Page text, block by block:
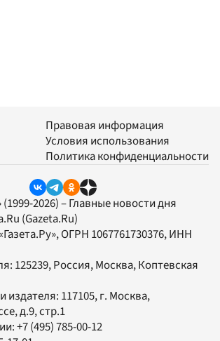
Правовая информация
Условия использования
Политика конфиденциальности
2026) – Главные новости дня
(Gazeta.Ru)
, ОГРН 1067761730376, ИНН
125239, Россия, Москва, Коптевская
издателя: 117105, г. Москва,
д.9, стр.1
+7 (495) 785-00-12